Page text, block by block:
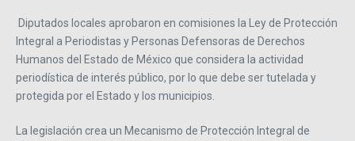
Diputados locales aprobaron en comisiones la Ley de Protección
Integral a Periodistas y Personas Defensoras de Derechos
Humanos del Estado de México que considera la actividad
periodística de interés público, por lo que debe ser tutelada y
protegida por el Estado y los municipios.
La legislación crea un Mecanismo de Protección Integral de